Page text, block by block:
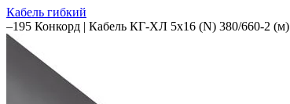
Кабель гибкий
–195 Конкорд | Кабель КГ-ХЛ 5х16 (N) 380/660-2 (м)